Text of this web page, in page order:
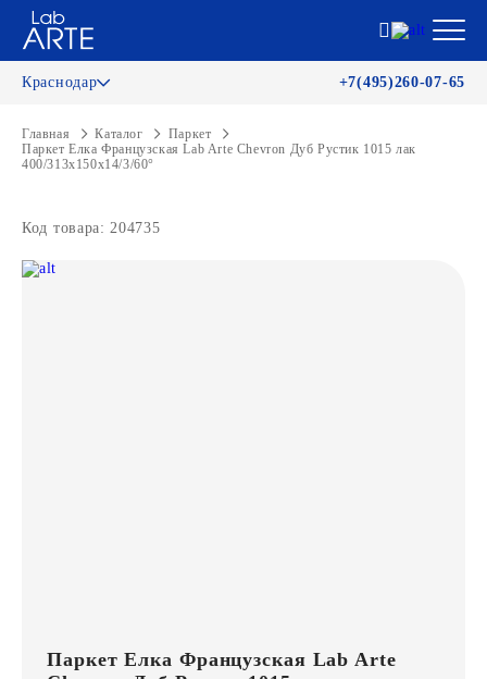
Краснодар +7(495)260-07-65
Главная Каталог
Паркет
Паркет Елка Французская Lab Arte Chevron Дуб Рустик 1015 лак
400/313х150х14/3/60°
Код товара: 204735
Паркет Елка Французская Lab Arte